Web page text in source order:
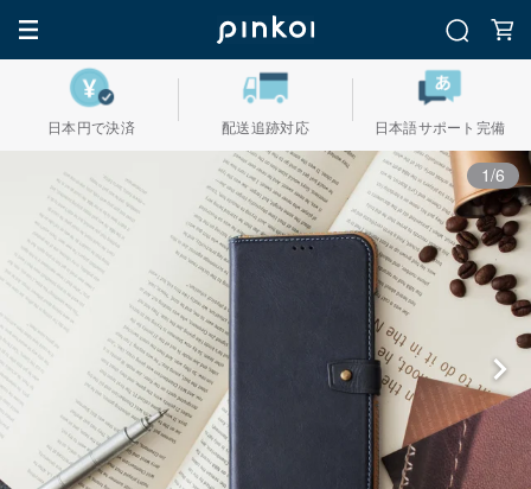
日本円で決済 配送追跡対応 日本語サポート完備
1/6